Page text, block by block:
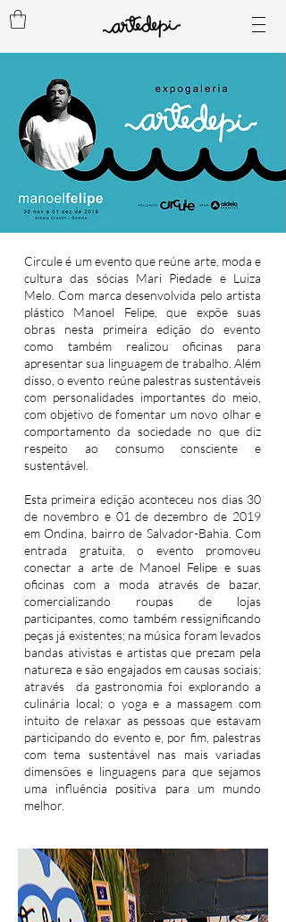
Circule é um evento que reúne arte, moda e
cultura das sócias Mari Piedade e Luiza
Melo. Com marca desenvolvida pelo artista
plástico Manoel Felipe, que expõe suas
obras nesta primeira edição do evento
como também realizou oficinas para
apresentar sua linguagem de trabalho. Além
disso, o evento reúne palestras sustentáveis
com personalidades importantes do meio,
com objetivo de fomentar um novo olhar e
comportamento da sociedade no que diz
respeito ao consumo consciente e
sustentável.
Esta primeira edição aconteceu nos dias 30
de novembro e 01 de dezembro de 2019
em Ondina, bairro de Salvador-Bahia. Com
entrada gratuita, o evento promoveu
conectar a arte de Manoel Felipe e suas
oficinas com a moda através de bazar,
comercializando roupas de lojas
participantes, como também ressignificando
peças já existentes; na música foram levados
bandas ativistas e artistas que prezam pela
natureza e são engajados em causas sociais;
através da gastronomia foi explorando a
culinária local; o yoga e a massagem com
intuito de relaxar as pessoas que estavam
participando do evento e, por fim, palestras
com tema sustentável nas mais variadas
dimensões e linguagens para que sejamos
uma influência positiva para um mundo
melhor.